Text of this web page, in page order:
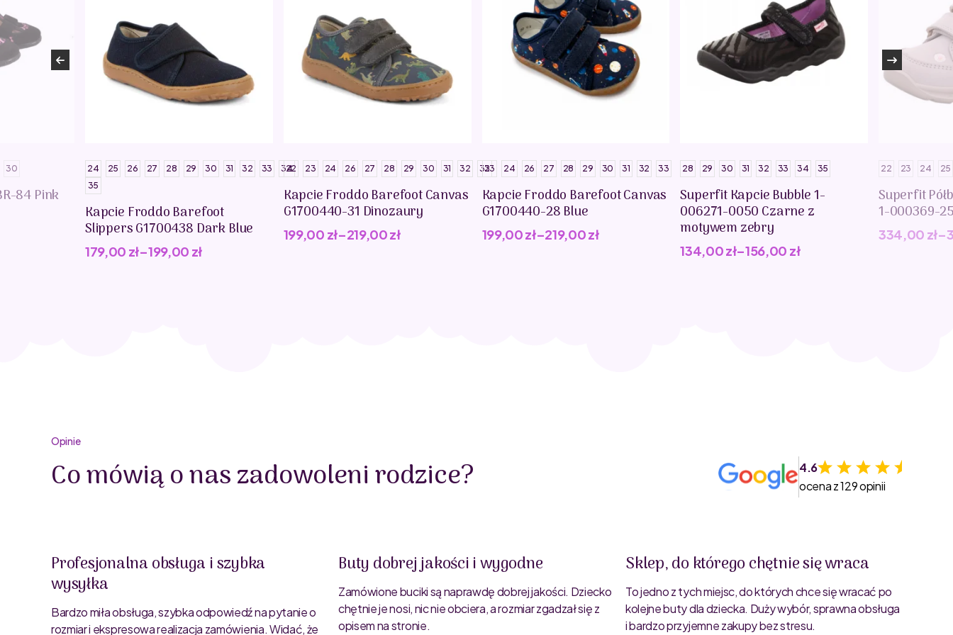
30
84 Pink
24 25 26 27 28 29 30 31 32 33
34
35
Kapcie Froddo Barefoot
Slippers G1700438 Dark Blue
179,00 zł–199,00 zł
22 23 24 26 27 28 29 30 31 32 33
Kapcie Froddo Barefoot Canvas
G1700440-31 Dinozaury
199,00 zł–219,00zł
23 24 26 27 28 29 30 31 32 33
Kapcie Froddo Barefoot Canvas
G1700440-28 Blue
199,00zł–219,00zł
28 29 30 31 32 33 34 35
Superfit Kapcie Bubble 1-
006271-0050 Czarne z
motywem zebry
134,00zł–156,00 zł
22 23 24 25
Superfit
1-000369-
334,00 zł–
Opinie
Co mówią o nas zadowoleni rodzice?
4.6
ocena z 129 opinii
Profesjonalna obsługa i szybka
wysyłka
Bardzo miła obsługa, szybka odpowiedź na pytanie o
rozmiar i ekspresowa realizacja zamówienia. Widać, że
Buty dobrej jakości i wygodne
Zamówione buciki są naprawdę dobrej jakości. Dziecko
chętnie je nosi, nic nie obciera, a rozmiar zgadzał się z
opisem na stronie.
Sklep, do którego chętnie się wraca
To jedno z tych miejsc, do których chce się wracać po
kolejne buty dla dziecka. Duży wybór, sprawna obsługa
i bardzo przyjemne zakupy bez stresu.